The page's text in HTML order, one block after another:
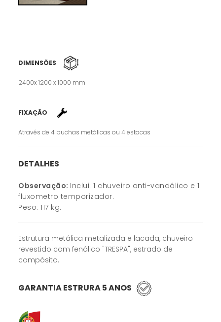
DIMENSÕES
2400x 1200 x 1000 mm
FIXAÇÃO
Através de 4 buchas metálicas ou 4 estacas
DETALHES
Observação: Inclui: 1 chuveiro anti-vandálico e 1
fluxometro temporizador.
Peso: 117 kg.
Estrutura metálica metalizada e lacada, chuveiro
revestido com fenólico "TRESPA", estrado de
compósito.
GARANTIA ESTRURA 5 ANOS